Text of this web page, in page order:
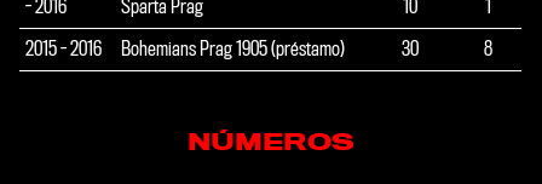
- 2016
Sparta Prag 10
1
2015 - 2016
Bohemians Prag 1905 (préstamo) 30 8
NÚMEROS